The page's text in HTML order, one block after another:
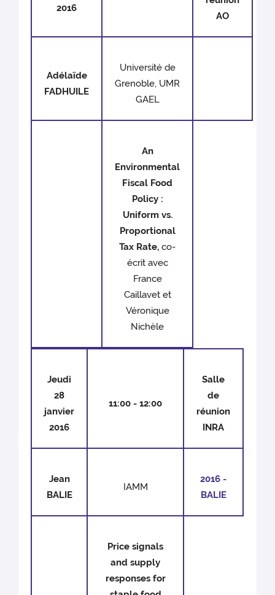
2016
AO
Adélaïde
FADHUILE
Université de
Grenoble, UMR
GAEL
An
Environmental
Fiscal Food
Policy :
Uniform vs.
Proportional
Tax Rate,co-
écrit avec
France
Caillavet et
Véronique
Nichèle
Jeudi
28
janvier
2016
11:00 - 12:00
Salle
de
réunion
INRA
Jean
BALIE
IAMM
2016 -
BALIE
Price signals
and supply
responses for